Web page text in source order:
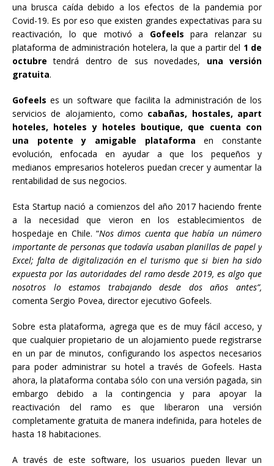
una brusca caída debido a los efectos de la pandemia por
Covid-19. Es por eso que existen grandes expectativas para su
reactivación, lo que motivó a Gofeels para relanzar su
plataforma de administración hotelera, la que a partir del 1 de
octubretendrá dentro de sus novedades, una versión
gratuita.
Gofeels es un software que facilita la administración de los
servicios de alojamiento, como cabañas, hostales, apart
hoteles, hoteles y hoteles boutique, que cuenta con
una potente y amigable plataforma en constante
evolución, enfocada en ayudar a que los pequeños y
medianos empresarios hoteleros puedan crecer y aumentar la
rentabilidad de sus negocios.
Esta Startup nació a comienzos del año 2017 haciendo frente
a la necesidad que vieron en los establecimientos de
hospedaje en Chile. “Nos dimos cuenta que había un número
importante de personas que todavía usaban planillas de papel y
Excel; falta de digitalización en el turismo que si bien ha sido
expuesta por las autoridades del ramo desde 2019, es algo que
nosotros lo estamos trabajando desde dos años antes”,
comenta Sergio Povea, director ejecutivo Gofeels.
Sobre esta plataforma, agrega que es de muy fácil acceso, y
que cualquier propietario de un alojamiento puede registrarse
en un par de minutos, configurando los aspectos necesarios
para poder administrar su hotel a través de Gofeels. Hasta
ahora, la plataforma contaba sólo con una versión pagada, sin
embargo debido a la contingencia y para apoyar la
reactivación del ramo es que liberaron una versión
completamente gratuita de manera indefinida, para hoteles de
hasta 18 habitaciones.
A través de este software, los usuarios pueden llevar un